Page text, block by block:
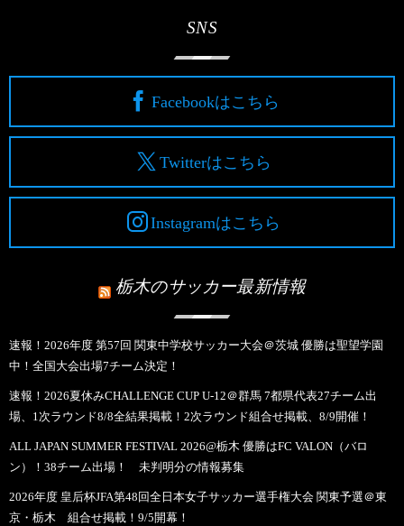
SNS
Facebookはこちら
Twitterはこちら
Instagramはこちら
栃木のサッカー最新情報
速報！2026年度 第57回 関東中学校サッカー大会＠茨城 優勝は聖望学園
中！全国大会出場7チーム決定！
速報！2026夏休みCHALLENGE CUP U-12＠群馬 7都県代表27チーム出
場、1次ラウンド8/8全結果掲載！2次ラウンド組合せ掲載、8/9開催！
ALL JAPAN SUMMER FESTIVAL 2026@栃木 優勝はFC VALON（バロ
ン）！38チーム出場！ 未判明分の情報募集
2026年度 皇后杯JFA第48回全日本女子サッカー選手権大会 関東予選＠東
京・栃木 組合せ掲載！9/5開幕！